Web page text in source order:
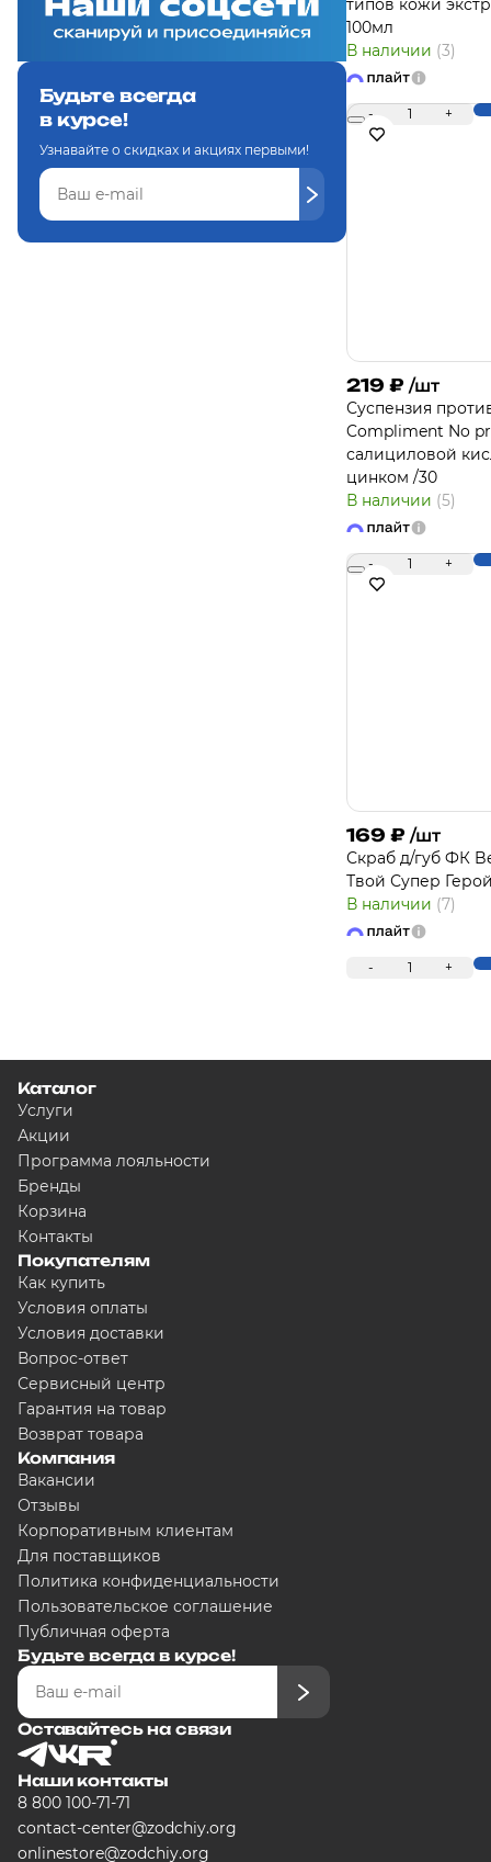
Будьте всегда
в курсе!
Узнавайте о скидках и акциях первыми!
типов кожи
100мл
В наличии (3)
- 1 +
219 ₽ /шт
Суспензия
Compliment No
салициловой
цинком /30
В наличии (5)
- 1 +
169 ₽ /шт
Скраб д/губ ФК
Твой Супер
В наличии (7)
- 1 +
Каталог
Услуги
Акции
Программа лояльности
Бренды
Корзина
Контакты
Покупателям
Как купить
Условия оплаты
Условия доставки
Вопрос-ответ
Сервисный центр
Гарантия на товар
Возврат товара
Компания
Вакансии
Отзывы
Корпоративным клиентам
Для поставщиков
Политика конфиденциальности
Пользовательское соглашение
Публичная оферта
Будьте всегда в курсе!
Оставайтесь на связи
Наши контакты
8 800 100-71-71
contact-center@zodchiy.org
onlinestore@zodchiy.org